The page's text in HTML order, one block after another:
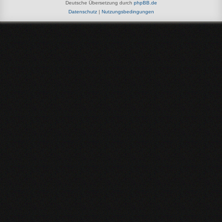
Deutsche Übersetzung durch phpBB.de
Datenschutz| Nutzungsbedingungen